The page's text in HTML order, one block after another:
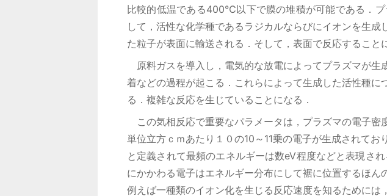
比較的低温である400℃以下で膜の堆積が可能である．
して，活性な化学種であるラジカルならびにイオンを生
た粒子が表面に輸送される．そして，表面で反応するこ
原料ガスを導入し，電気的な放電によってプラズマが生
着などの過程が起こる．これらによって生成した活性種
る．複雑な反応を生じていることになる．
この気相反応で重要なパラメータは，プラズマの電子密
単位立方ｃｍあたり１０の10～11乗の電子が生成されて
と定義されて最頻のエネルギーは数eV程度などと表現さ
にかかわる電子はエネルギー分布にして裾に位置するほ
例えば一種類のイオン化を生じる反応速度を知るために